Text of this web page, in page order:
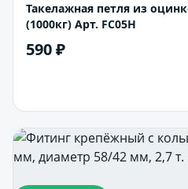
Такелажная петля из
(1000кг) Арт. FC05H
590 ₽